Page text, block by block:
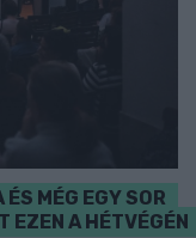
MÉG EGY SOR
EZEN A HÉTVÉGÉN